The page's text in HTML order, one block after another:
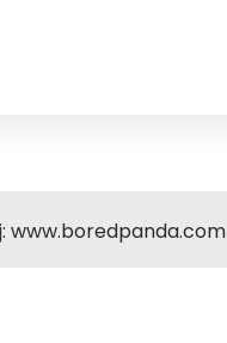
www.boredpanda.com